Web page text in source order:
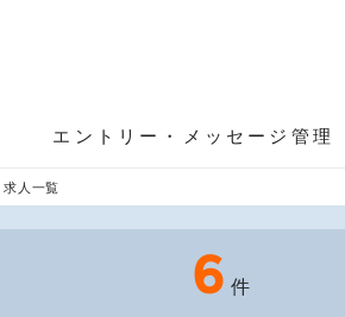
エントリー・メッセージ管理
人一覧
6 件